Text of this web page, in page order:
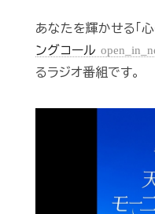
あなたを輝かせる「心
ングコール
るラジオ番組です。